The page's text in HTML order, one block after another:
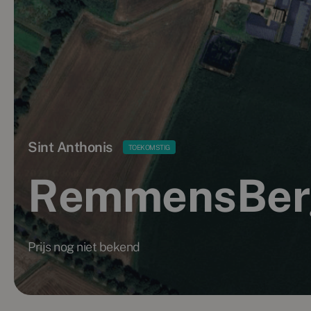
Sint Anthonis TOEKOMSTIG
Prijs nog niet bekend